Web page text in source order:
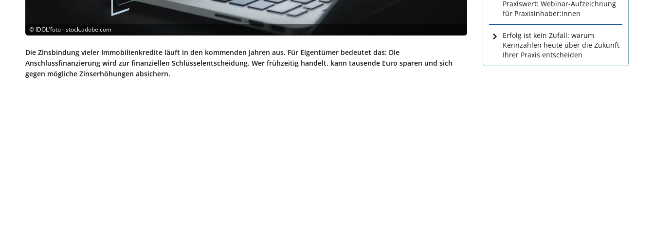
© IDOL'foto - stock.adobe.com
Die Zinsbindung vieler Immobilienkredite läuft in den kommenden Jahren aus. Für Eigentümer bedeutet das: Die
Anschlussfinanzierung wird zur finanziellen Schlüsselentscheidung. Wer frühzeitig handelt, kann tausende Euro sparen und sich
gegen mögliche Zinserhöhungen absichern.
Praxiswert: Webinar-Aufzeichnung
für Praxisinhaber:innen
Erfolg ist kein Zufall: warum
Kennzahlen heute über die Zukunft
Ihrer Praxis entscheiden